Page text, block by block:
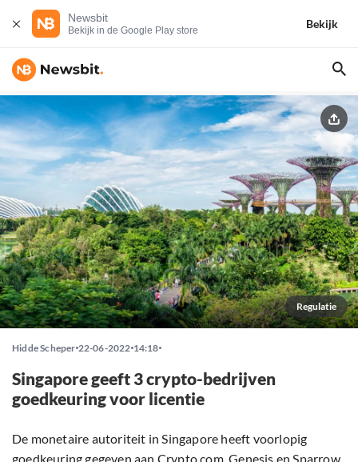
Newsbit
Bekijk in de Google Play store
Bekijk
Regulatie
Hidde Scheper 22-06-2022 14:18
Singapore geeft 3 crypto-bedrijven
goedkeuring voor licentie
De monetaire autoriteit in Singapore heeft voorlopig
goedkeuring gegeven aan Crypto.com, Genesis en Sparrow